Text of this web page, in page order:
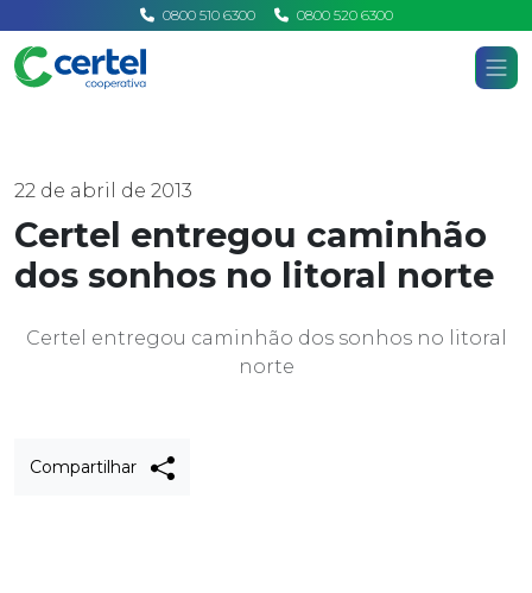
0800 510 6300 0800 520 6300
Certel
22 de abril de 2013
Certel entregou caminhão
dos sonhos no litoral norte
Certel entregou caminhão dos sonhos no litoral
norte
Compartilhar